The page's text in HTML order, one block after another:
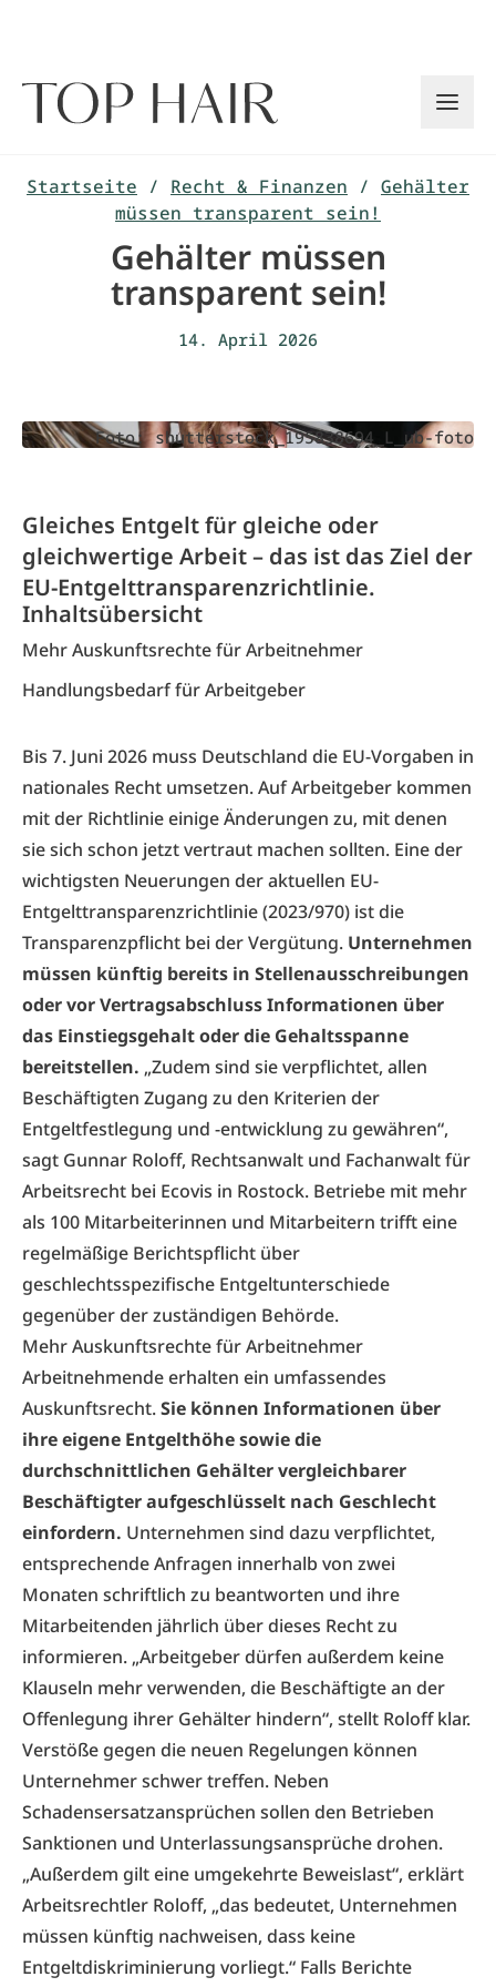
Startseite / Recht & Finanzen / Gehälter
müssen transparent sein!
Gehälter müssen
transparent sein!
14. April 2026
Foto: shutterstock_195838694_L_ub-foto
Gleiches Entgelt für gleiche oder
gleichwertige Arbeit – das ist das Ziel der
EU-Entgelttransparenzrichtlinie.
Inhaltsübersicht
Mehr Auskunftsrechte für Arbeitnehmer
Handlungsbedarf für Arbeitgeber
Bis 7. Juni 2026 muss Deutschland die EU-Vorgaben in
nationales Recht umsetzen. Auf Arbeitgeber kommen
mit der Richtlinie einige Änderungen zu, mit denen
sie sich schon jetzt vertraut machen sollten. Eine der
wichtigsten Neuerungen der aktuellen EU-
Entgelttransparenzrichtlinie (2023/970) ist die
Transparenzpflicht bei der Vergütung. Unternehmen
müssen künftig bereits in Stellenausschreibungen
oder vor Vertragsabschluss Informationen über
das Einstiegsgehalt oder die Gehaltsspanne
bereitstellen. „Zudem sind sie verpflichtet, allen
Beschäftigten Zugang zu den Kriterien der
Entgeltfestlegung und -entwicklung zu gewähren“,
sagt Gunnar Roloff, Rechtsanwalt und Fachanwalt für
Arbeitsrecht bei Ecovis in Rostock. Betriebe mit mehr
als 100 Mitarbeiterinnen und Mitarbeitern trifft eine
regelmäßige Berichtspflicht über
geschlechtsspezifische Entgeltunterschiede
gegenüber der zuständigen Behörde.
Mehr Auskunftsrechte für Arbeitnehmer
Arbeitnehmende erhalten ein umfassendes
Auskunftsrecht.Sie können Informationen über
ihre eigene Entgelthöhe sowie die
durchschnittlichen Gehälter vergleichbarer
Beschäftigter aufgeschlüsselt nach Geschlecht
einfordern. Unternehmen sind dazu verpflichtet,
entsprechende Anfragen innerhalb von zwei
Monaten schriftlich zu beantworten und ihre
Mitarbeitenden jährlich über dieses Recht zu
informieren. „Arbeitgeber dürfen außerdem keine
Klauseln mehr verwenden, die Beschäftigte an der
Offenlegung ihrer Gehälter hindern“, stellt Roloff klar.
Verstöße gegen die neuen Regelungen können
Unternehmer schwer treffen. Neben
Schadensersatzansprüchen sollen den Betrieben
Sanktionen und Unterlassungsansprüche drohen.
„Außerdem gilt eine umgekehrte Beweislast“, erklärt
Arbeitsrechtler Roloff, „das bedeutet, Unternehmen
müssen künftig nachweisen, dass keine
Entgeltdiskriminierung vorliegt.“ Falls Berichte